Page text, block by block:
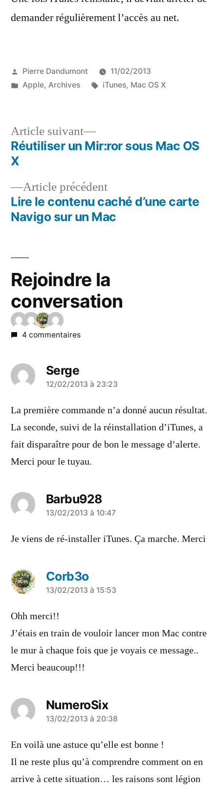
demander régulièrement l’accès au net.
Publié
par
Pierre Dandumont
11/02/2013
Publié
Apple, Archives Étiquettes :
iTunes, Mac OS X
Navigation
l’article
Article précédentArticle
précédent :
Lire le contenu caché d’une carte
Navigo sur un Mac
Article suivant
Article
suivant :
Réutiliser un Mir:ror sous Mac OS
X
Rejoindre la
conversation
4 commentaires
Serge
a
dit :
12/02/2013 à 23:23
La première commande n’a donné aucun résultat.
La seconde, suivi de la réinstallation d’iTunes, a
fait disparaître pour de bon le message d’alerte.
Merci pour le tuyau.
Barbu928
a
dit :
13/02/2013 à 10:47
Je viens de ré-installer iTunes. Ça marche. Merci
Corb3o
a
dit :
13/02/2013 à 15:53
Ohh merci!!
J’étais en train de vouloir lancer mon Mac contre
le mur à chaque fois que je voyais ce message..
Merci beaucoup!!!
NumeroSix
a
dit :
13/02/2013 à 20:38
En voilà une astuce qu’elle est bonne !
Il ne reste plus qu’à comprendre comment on en
arrive à cette situation… les raisons sont légion